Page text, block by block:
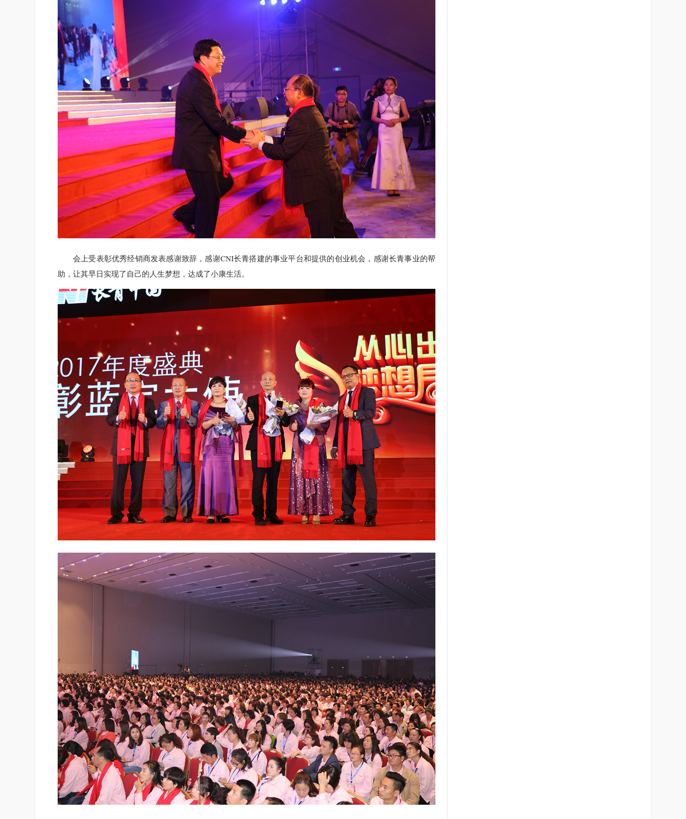
会上受表彰优秀经销商发表感谢致辞，感谢CNI长青搭建的事业平台和提供的创业机会，感谢长青事业的帮
助，让其早日实现了自己的人生梦想，达成了小康生活。